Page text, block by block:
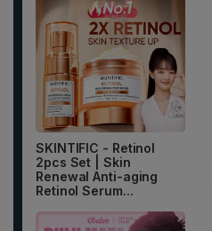
SKINTIFIC - Retinol
2pcs Set | Skin
Renewal Anti-aging
Retinol Serum...